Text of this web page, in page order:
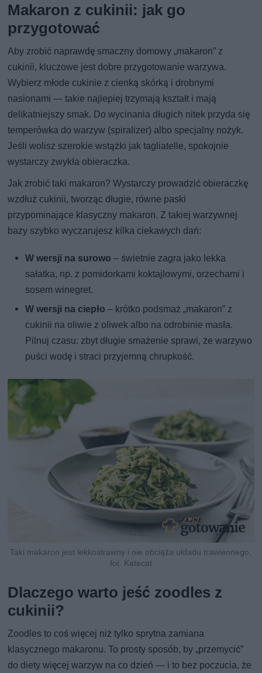
Makaron z cukinii: jak go
przygotować
Aby zrobić naprawdę smaczny domowy „makaron” z
cukinii, kluczowe jest dobre przygotowanie warzywa.
Wybierz młode cukinie z cienką skórką i drobnymi
nasionami — takie najlepiej trzymają kształt i mają
delikatniejszy smak. Do wycinania długich nitek przyda się
temperówka do warzyw (spiralizer) albo specjalny nożyk.
Jeśli wolisz szerokie wstążki jak tagliatelle, spokojnie
wystarczy zwykła obieraczka.
Jak zrobić taki makaron? Wystarczy prowadzić obieraczkę
wzdłuż cukinii, tworząc długie, równe paski
przypominające klasyczny makaron. Z takiej warzywnej
bazy szybko wyczarujesz kilka ciekawych dań:
W wersji na surowo – świetnie zagra jako lekka
sałatka, np. z pomidorkami koktajlowymi, orzechami i
sosem winegret.
W wersji na ciepło – krótko podsmaż „makaron” z
cukinii na oliwie z oliwek albo na odrobinie masła.
Pilnuj czasu: zbyt długie smażenie sprawi, że warzywo
puści wodę i straci przyjemną chrupkość.
Taki makaron jest lekkostrawny i nie obciąża układu trawiennego,
fot. Katecat
Dlaczego warto jeść zoodles z
cukinii?
Zoodles to coś więcej niż tylko sprytna zamiana
klasycznego makaronu. To prosty sposób, by „przemycić”
do diety więcej warzyw na co dzień — i to bez poczucia, że